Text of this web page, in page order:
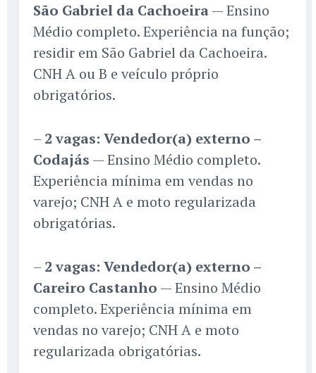
São Gabriel da Cachoeira— Ensino
Médio completo. Experiência na função;
residir em São Gabriel da Cachoeira.
CNH A ou B e veículo próprio
obrigatórios.
– 2 vagas: Vendedor(a) externo –
Codajás — Ensino Médio completo.
Experiência mínima em vendas no
varejo; CNH A e moto regularizada
obrigatórias.
– 2 vagas: Vendedor(a) externo –
Careiro Castanho — Ensino Médio
completo. Experiência mínima em
vendas no varejo; CNH A e moto
regularizada obrigatórias.